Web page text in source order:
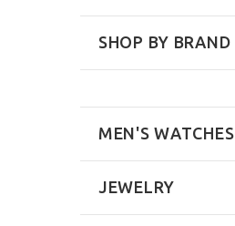
SHOP BY BRAND
MEN'S WATCHES
JEWELRY